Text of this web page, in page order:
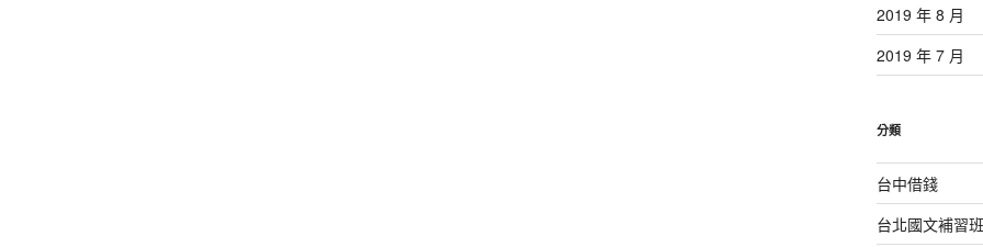
2019 年 8 月
2019 年 7 月
分類
台中借錢
台北國文補習班